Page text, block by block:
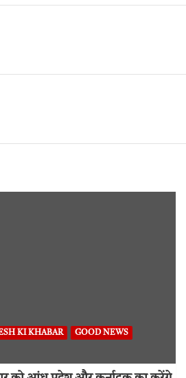
KI KHABAR GOOD NEWS